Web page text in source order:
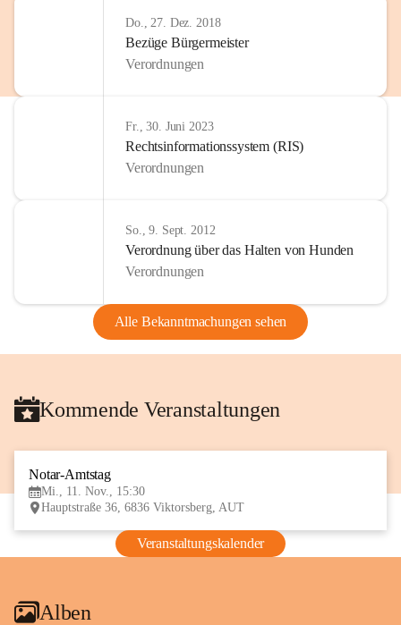
Do., 27. Dez. 2018
Bezüge Bürgermeister
Verordnungen
Fr., 30. Juni 2023
Rechtsinformationssystem (RIS)
Verordnungen
So., 9. Sept. 2012
Verordnung über das Halten von Hunden
Verordnungen
Alle Bekanntmachungen sehen
Kommende Veranstaltungen
Notar-Amtstag
Mi., 11. Nov., 15:30
Hauptstraße 36, 6836 Viktorsberg, AUT
Veranstaltungskalender
Alben